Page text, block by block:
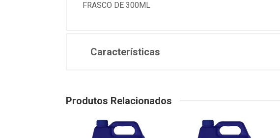
FRASCO DE 300ML
Características
Produtos Relacionados